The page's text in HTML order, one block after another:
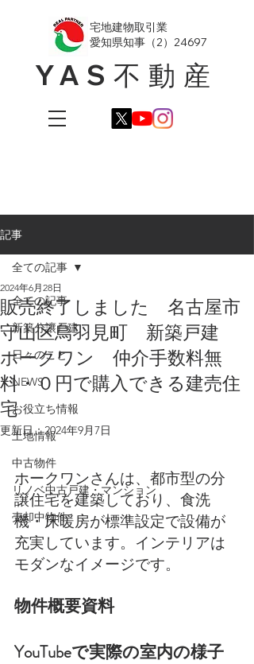
YAS不動産
​宅地建物取引業
愛知県知事（2）24697
記事
全ての記事
新築分譲戸建
日々のこと
NEWS
お役立ち情報
土地情報
中古物件
リノベ中古戸建・マンション
売却中物件
全ての記事
販売終了しました 名古屋市
守山区鳥羽見町 新築戸建
ホークワン 仲介手数料無
料・０円で購入できる建売住
宅
2024年6月28日
更新日：2024年9月7日
ホークワンさんは、都市型の分
譲住宅を建築しており、食洗
機・床暖房が標準設定で設備が
充実しています。インテリアは
モダンなイメージです。
物件概要資料
YouTubeで実際の室内の様子